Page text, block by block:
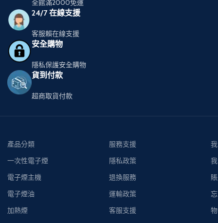
全館滿2000免運
24/7 在線支援
客服賴在線支援
安全購物
隱私保護安全購物
貨到付款
超商取貨付款
產品分類
一次性電子煙
電子煙主機
電子煙油
加熱煙
服務支援
隱私政策
退換服務
運輸政策
客服支援